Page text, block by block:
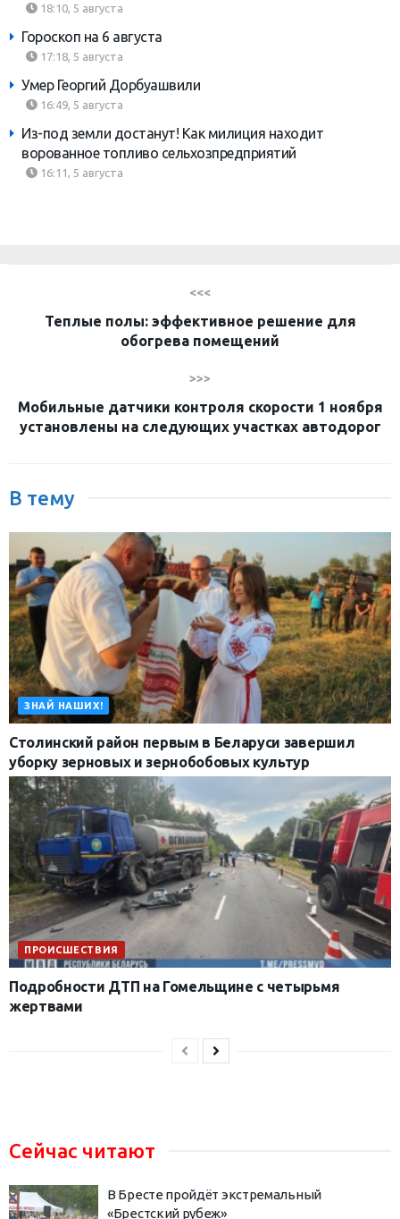
18:10, 5 августа
Гороскоп на 6 августа
17:18, 5 августа
Умер Георгий Дорбуашвили
16:49, 5 августа
Из-под земли достанут! Как милиция находит
ворованное топливо сельхозпредприятий
16:11, 5 августа
<<<
Теплые полы: эффективное решение для
обогрева помещений
>>>
Мобильные датчики контроля скорости 1 ноября
установлены на следующих участках автодорог
В тему
ЗНАЙ НАШИХ!
Столинский район первым в Беларуси завершил
уборку зерновых и зернобобовых культур
ПРОИСШЕСТВИЯ
Подробности ДТП на Гомельщине с четырьмя
жертвами
Сейчас читают
В Бресте пройдёт экстремальный
«Брестский рубеж»